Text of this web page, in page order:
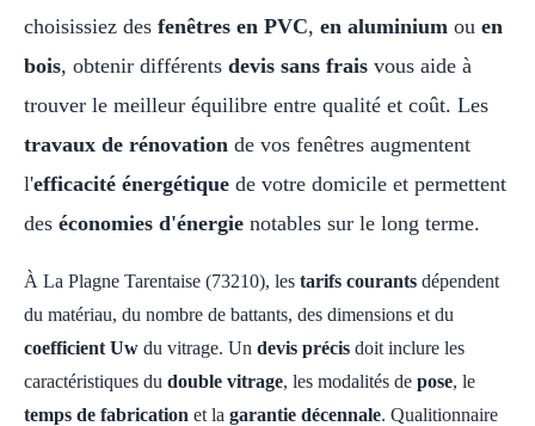
choisissiez des fenêtres en PVC, en aluminium ou en
bois, obtenir différents devis sans frais vous aide à
trouver le meilleur équilibre entre qualité et coût. Les
travaux de rénovation de vos fenêtres augmentent
l'efficacité énergétique de votre domicile et permettent
des économies d'énergie notables sur le long terme.
À La Plagne Tarentaise (73210), les tarifs courants dépendent
du matériau, du nombre de battants, des dimensions et du
coefficient Uw du vitrage. Un devis précis doit inclure les
caractéristiques du double vitrage, les modalités de pose, le
temps de fabrication et la garantie décennale. Qualitionnaire